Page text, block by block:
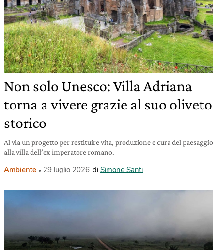
Non solo Unesco: Villa Adriana
torna a vivere grazie al suo oliveto
storico
Al via un progetto per restituire vita, produzione e cura del paesaggio
alla villa dell’ex imperatore romano.
Ambiente 29 luglio 2026 di Simone Santi